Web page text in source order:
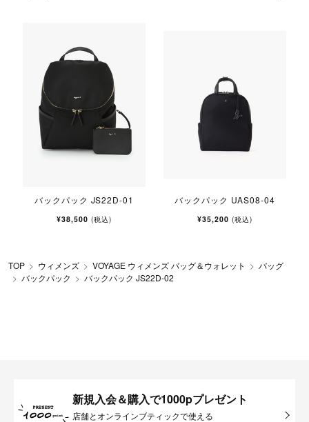
バックパック JS22D-01
¥38,500 (税込)
バックパック UAS08-04
¥35,200 (税込)
TOP ウィメンズ VOYAGE ウィメンズ バッグ＆ウォレット
バッグ
バックパック
バックパック JS22D-02
新規入会＆購入で1000pプレゼント
店舗とオンラインブティックで使える